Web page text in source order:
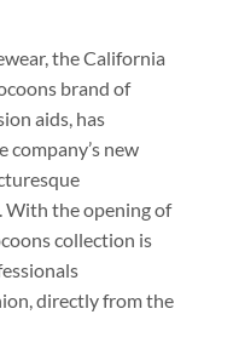
the California
brand of
aids, has
company’s new
With the opening of
collection is
directly from the